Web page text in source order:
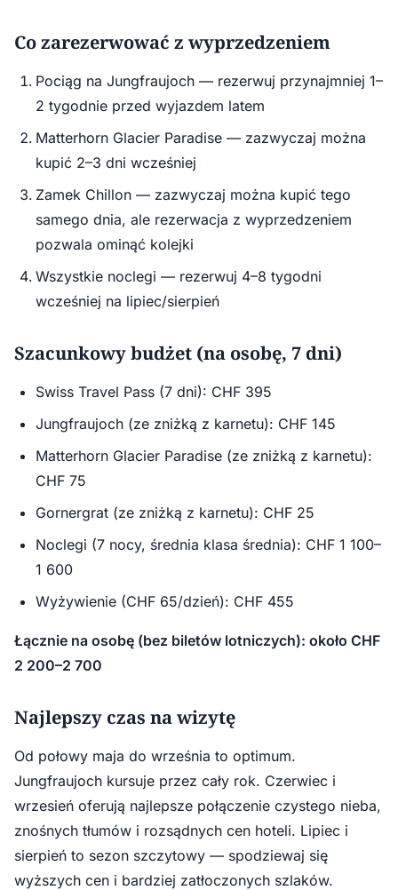
Co zarezerwować z wyprzedzeniem
Pociąg na Jungfraujoch — rezerwuj przynajmniej 1–
2 tygodnie przed wyjazdem latem
Matterhorn Glacier Paradise — zazwyczaj można
kupić 2–3 dni wcześniej
Zamek Chillon — zazwyczaj można kupić tego
samego dnia, ale rezerwacja z wyprzedzeniem
pozwala ominąć kolejki
Wszystkie noclegi — rezerwuj 4–8 tygodni
wcześniej na lipiec/sierpień
Szacunkowy budżet (na osobę, 7 dni)
Swiss Travel Pass (7 dni): CHF 395
Jungfraujoch (ze zniżką z karnetu): CHF 145
Matterhorn Glacier Paradise (ze zniżką z karnetu):
CHF 75
Gornergrat (ze zniżką z karnetu): CHF 25
Noclegi (7 nocy, średnia klasa średnia): CHF 1 100–
1 600
Wyżywienie (CHF 65/dzień): CHF 455
Łącznie na osobę (bez biletów lotniczych): około CHF
2 200–2 700
Najlepszy czas na wizytę
Od połowy maja do września to optimum.
Jungfraujoch kursuje przez cały rok. Czerwiec i
wrzesień oferują najlepsze połączenie czystego nieba,
znośnych tłumów i rozsądnych cen hoteli. Lipiec i
sierpień to sezon szczytowy — spodziewaj się
wyższych cen i bardziej zatłoczonych szlaków.